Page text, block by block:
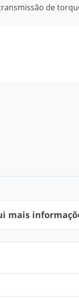
de
mais